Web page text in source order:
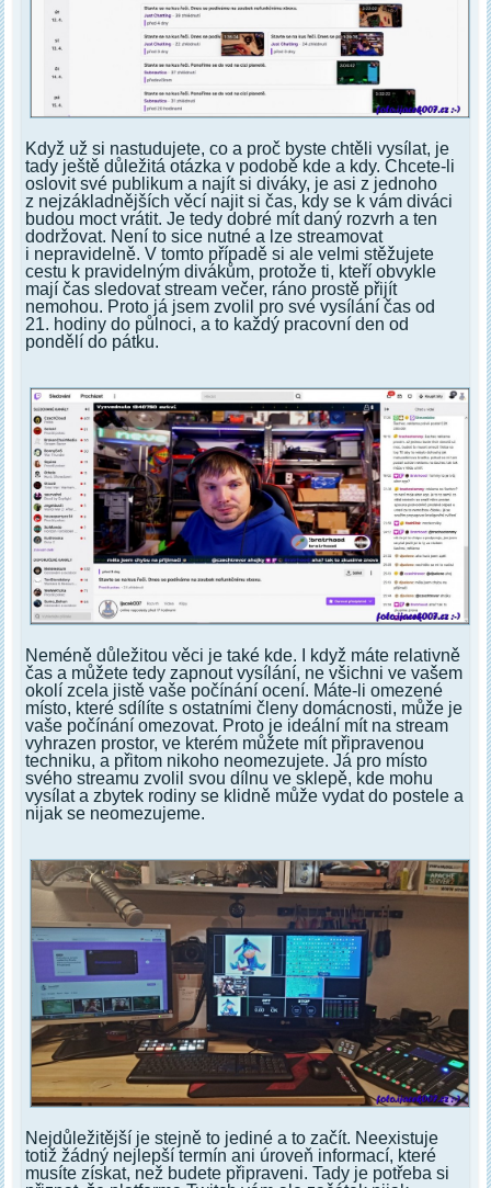
Když už si nastudujete, co a proč byste chtěli vysílat, je
tady ještě důležitá otázka v podobě kde a kdy. Chcete-li
oslovit své publikum a najít si diváky, je asi z jednoho
z nejzákladnějších věcí najit si čas, kdy se k vám diváci
budou moct vrátit. Je tedy dobré mít daný rozvrh a ten
dodržovat. Není to sice nutné a lze streamovat
i nepravidelně. V tomto případě si ale velmi stěžujete
cestu k pravidelným divákům, protože ti, kteří obvykle
mají čas sledovat stream večer, ráno prostě přijít
nemohou. Proto já jsem zvolil pro své vysílání čas od
21. hodiny do půlnoci, a to každý pracovní den od
pondělí do pátku.
Neméně důležitou věci je také kde. I když máte relativně
čas a můžete tedy zapnout vysílání, ne všichni ve vašem
okolí zcela jistě vaše počínání ocení. Máte-li omezené
místo, které sdílíte s ostatními členy domácnosti, může je
vaše počínání omezovat. Proto je ideální mít na stream
vyhrazen prostor, ve kterém můžete mít připravenou
techniku, a přitom nikoho neomezujete. Já pro místo
svého streamu zvolil svou dílnu ve sklepě, kde mohu
vysílat a zbytek rodiny se klidně může vydat do postele a
nijak se neomezujeme.
Nejdůležitější je stejně to jediné a to začít. Neexistuje
totiž žádný nejlepší termín ani úroveň informací, které
musíte získat, než budete připraveni. Tady je potřeba si